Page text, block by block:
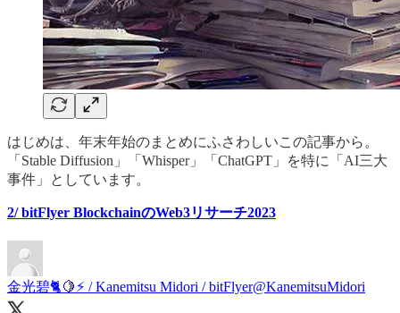
はじめは、年末年始のまとめにふさわしいこの記事から。
「Stable Diffusion」「Whisper」「ChatGPT」を特に「AI三大
事件」としています。
2/ bitFlyer BlockchainのWeb3リサーチ2023
金光碧🐈🍋⚡️ / Kanemitsu Midori / bitFlyer@KanemitsuMidori